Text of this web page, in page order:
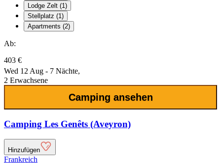
Lodge Zelt (1)
Stellplatz (1)
Apartments (2)
Ab:
403 €
Wed 12 Aug - 7 Nächte,
2 Erwachsene
Camping ansehen
Camping Les Genêts (Aveyron)
Hinzufügen
Frankreich